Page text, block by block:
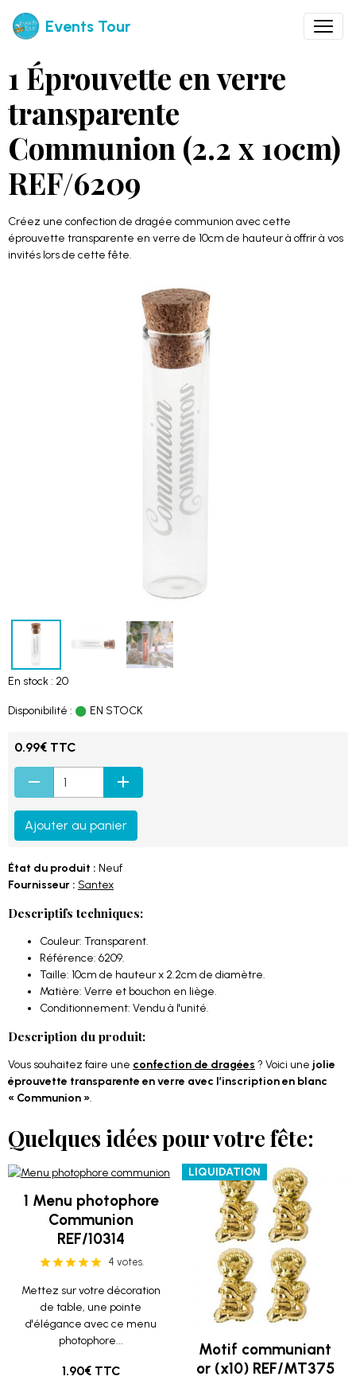
Events Tour
1 Éprouvette en verre
transparente
Communion (2.2 x 10cm)
REF/6209
Créez une confection de dragée communion avec cette
éprouvette transparente en verre de 10cm de hauteur à offrir à vos
invités lors de cette fête.
En stock : 20
Disponibilité : EN STOCK
0.99€ TTC
Ajouter au panier
État du produit : Neuf
Fournisseur : Santex
Descriptifs techniques:
Couleur: Transparent.
Référence: 6209.
Taille: 10cm de hauteur x 2.2cm de diamètre.
Matière: Verre et bouchon en liège.
Conditionnement: Vendu à l'unité.
Description du produit:
Vous souhaitez faire une confection de dragées ? Voici une jolie
éprouvette transparente en verre avec l’inscription en blanc
« Communion ».
Quelques idées pour votre fête:
1 Menu photophore
Communion
REF/10314
4 votes.
Mettez sur votre décoration
de table, une pointe
d'élégance avec ce menu
photophore...
1.90€ TTC
LIQUIDATION
Motif communiant
or (x10) REF/MT375